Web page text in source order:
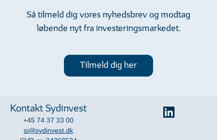
Så tilmeld dig vores nyhedsbrev og modtag
løbende nyt fra investeringsmarkedet.
Tilmeld dig her
Kontakt Sydinvest
+45 74 37 33 00
si@sydinvest.dk